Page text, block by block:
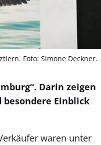
Foto: Simone Deckner.
Darin zeigen
Einblick
waren unter